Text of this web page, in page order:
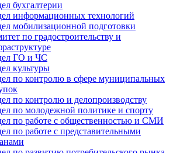
бухгалтерии
информационных технологий
мобилизационной подготовки
по градостроительству и
ГО и ЧС
культуры
по контролю в сфере муниципальных
по контролю и делопроизводству
по молодежной политике и спорту
по работе с общественностью и СМИ
по работе с представительными